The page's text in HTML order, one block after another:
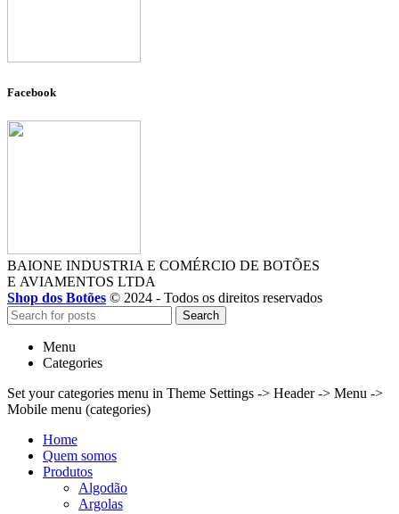
Facebook
BAIONE INDUSTRIA E COMÉRCIO DE BOTÕES
E AVIAMENTOS LTDA
Shop dos Botões © 2024 - Todos os direitos reservados
Search
Menu
Categories
Set your categories menu in Theme Settings -> Header -> Menu ->
Mobile menu (categories)
Home
Quem somos
Produtos
Algodão
Argolas